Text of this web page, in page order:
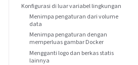
Konfigurasi di luar variabel lingkungan
Menimpa pengaturan dari volume
data
Menimpa pengaturan dengan
memperluas gambar Docker
Mengganti logo dan berkas statis
lainnya